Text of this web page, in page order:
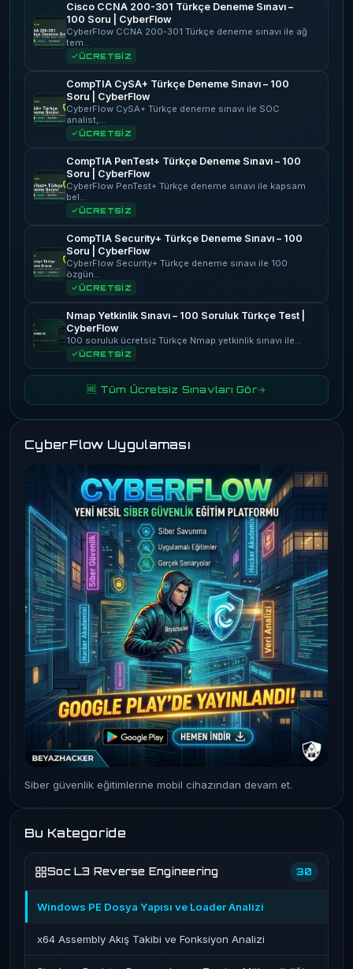
Cisco CCNA 200-301 Türkçe Deneme Sınavı –
100 Soru | CyberFlow
CyberFlow CCNA 200-301 Türkçe deneme sınavı ile ağ
tem…
ÜCRETSİZ
CompTIA CySA+ Türkçe Deneme Sınavı – 100
Soru | CyberFlow
CyberFlow CySA+ Türkçe deneme sınavı ile SOC
analist,…
ÜCRETSİZ
CompTIA PenTest+ Türkçe Deneme Sınavı – 100
Soru | CyberFlow
CyberFlow PenTest+ Türkçe deneme sınavı ile kapsam
bel…
ÜCRETSİZ
CompTIA Security+ Türkçe Deneme Sınavı – 100
Soru | CyberFlow
CyberFlow Security+ Türkçe deneme sınavı ile 100
özgün…
ÜCRETSİZ
Nmap Yetkinlik Sınavı – 100 Soruluk Türkçe Test |
CyberFlow
100 soruluk ücretsiz Türkçe Nmap yetkinlik sınavı ile…
ÜCRETSİZ
🆓 Tüm Ücretsiz Sınavları Gör
CyberFlow Uygulaması
Siber güvenlik eğitimlerine mobil cihazından devam et.
Bu Kategoride
Soc L3 Reverse Engineering 30
Windows PE Dosya Yapısı ve Loader Analizi
x64 Assembly Akış Takibi ve Fonksiyon Analizi